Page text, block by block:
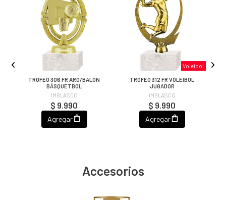
TROFEO 306 FR ARO/BALÓN
BÁSQUETBOL
IMBLASCO
$ 9.990
Agregar
Voleibol
TROFEO 312 FR VÓLEIBOL
JUGADOR
IMBLASCO
$ 9.990
Agregar
Accesorios